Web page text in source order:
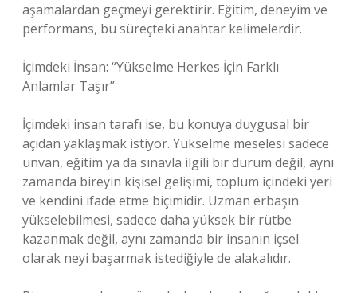
aşamalardan geçmeyi gerektirir. Eğitim, deneyim ve
performans, bu süreçteki anahtar kelimelerdir.
İçimdeki İnsan: “Yükselme Herkes İçin Farklı
Anlamlar Taşır”
İçimdeki insan tarafı ise, bu konuya duygusal bir
açıdan yaklaşmak istiyor. Yükselme meselesi sadece
unvan, eğitim ya da sınavla ilgili bir durum değil, aynı
zamanda bireyin kişisel gelişimi, toplum içindeki yeri
ve kendini ifade etme biçimidir. Uzman erbaşın
yükselebilmesi, sadece daha yüksek bir rütbe
kazanmak değil, aynı zamanda bir insanın içsel
olarak neyi başarmak istediğiyle de alakalıdır.